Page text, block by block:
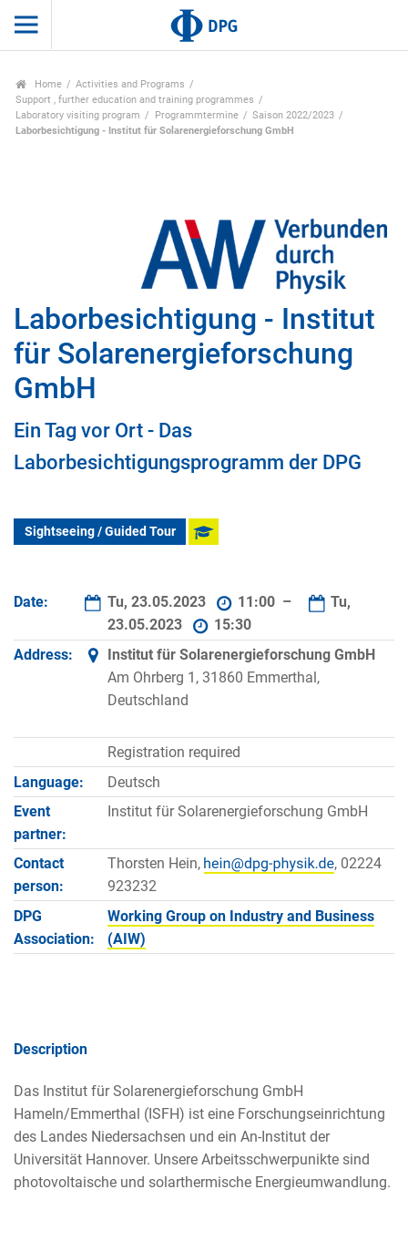
Home
Activities and Programs
Support , further education and training programmes
Laboratory visiting program
Programmtermine
Saison 2022/2023
Laborbesichtigung - Institut für Solarenergieforschung GmbH
Laborbesichtigung - Institut
für Solarenergieforschung
GmbH
Ein Tag vor Ort - Das
Laborbesichtigungsprogramm der DPG
Sightseeing / Guided Tour
Date: Tu, 23.05.2023 11:00 –
Tu,
23.05.2023
15:30
Address:
Institut für Solarenergieforschung GmbH
Am Ohrberg 1, 31860 Emmerthal,
Deutschland
Registration required
Language:
Deutsch
Event
partner:
Institut für Solarenergieforschung GmbH
Contact
person:
Thorsten Hein,
, 02224
923232
DPG
Association:
Working Group on Industry and Business
(AIW)
Description
Das Institut für Solarenergieforschung GmbH
Hameln/Emmerthal (ISFH) ist eine Forschungseinrichtung
des Landes Niedersachsen und ein An-Institut der
Universität Hannover. Unsere Arbeitsschwerpunikte sind
photovoltaische und solarthermische Energieumwandlung.